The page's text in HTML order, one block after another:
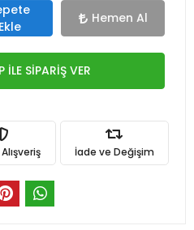
Ekle
Hemen Al
İLE SİPARİŞ VER
İade ve Değişim